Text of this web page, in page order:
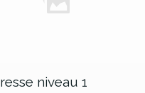
niveau 1